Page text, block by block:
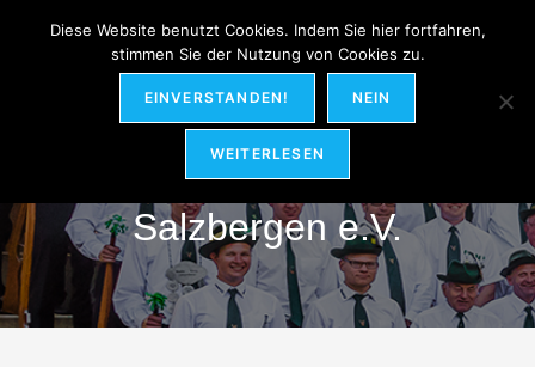
MENÜ
Hubertus-Schützenverein
Salzbergen e.V.
Diese Website benutzt Cookies. Indem Sie hier fortfahren,
stimmen Sie der Nutzung von Cookies zu.
EINVERSTANDEN! NEIN
WEITERLESEN